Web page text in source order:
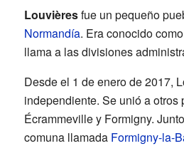
Louvièresfue un pequeño
Normandía. Era conocido
llama a las divisiones
Desde el 1 de enero de 2017,
independiente. Se unió a
Écrammeville y Formigny.
comuna llamada Formigny-la-